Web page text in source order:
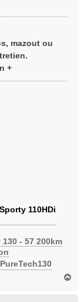
mazout ou
+
Sporty 110HDi
- 57 200km